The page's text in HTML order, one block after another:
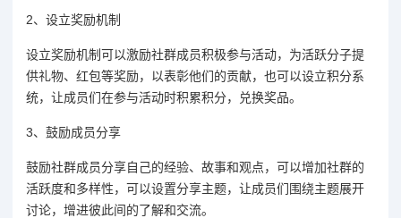
2、设立奖励机制
设立奖励机制可以激励社群成员积极参与活动，为活跃分子提
供礼物、红包等奖励，以表彰他们的贡献，也可以设立积分系
统，让成员们在参与活动时积累积分，兑换奖品。
3、鼓励成员分享
鼓励社群成员分享自己的经验、故事和观点，可以增加社群的
活跃度和多样性，可以设置分享主题，让成员们围绕主题展开
讨论，增进彼此间的了解和交流。